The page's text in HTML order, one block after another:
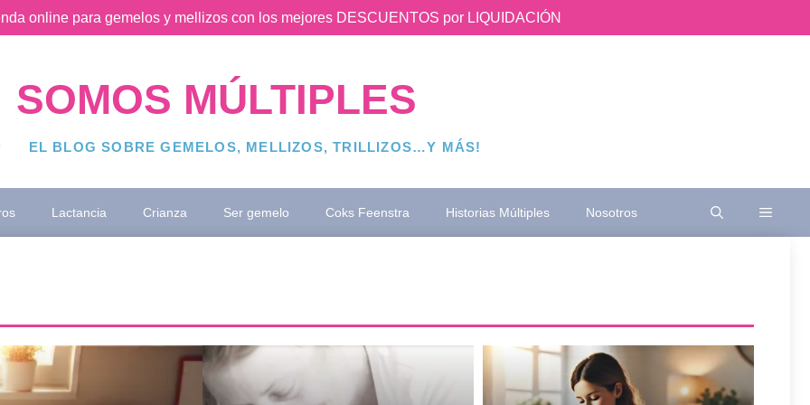
online para gemelos y mellizos con los mejores DESCUENTOS por LIQUIDACIÓN
SOMOS MÚLTIPLES
EL BLOG SOBRE GEMELOS, MELLIZOS, TRILLIZOS…Y MÁS!
Lactancia Crianza Ser gemelo Coks Feenstra Historias Múltiples Nosotros